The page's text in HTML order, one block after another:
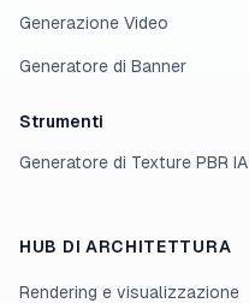
Generazione Video
Generatore di Banner
Strumenti
Generatore di Texture PBR IA
HUB DI ARCHITETTURA
Rendering e visualizzazione